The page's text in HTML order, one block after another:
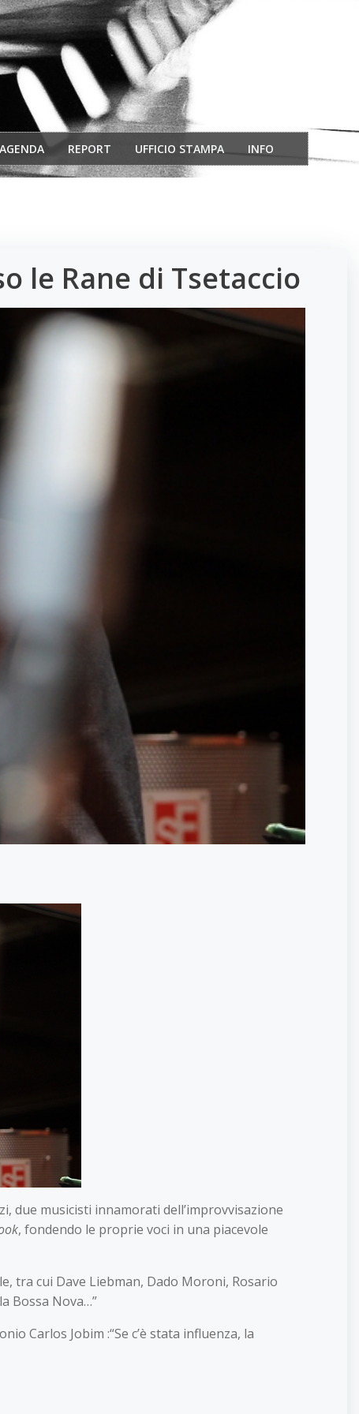
REPORT UFFICIO STAMPA INFO
le Rane di Tsetaccio
due musicisti innamorati dell’improvvisazione
, fondendo le proprie voci in una piacevole
tra cui Dave Liebman, Dado Moroni, Rosario
Bossa Nova…”
Carlos Jobim :“Se c’è stata influenza, la